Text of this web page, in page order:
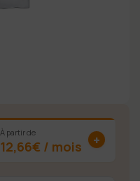
À partir de
12,66€ / mois +